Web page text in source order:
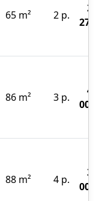
65 m² 2 p.
86 m² 3 p.
88 m² 4 p.